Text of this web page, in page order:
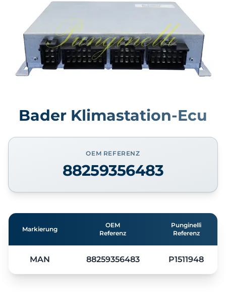
Bader Klimastation-Ecu
OEM REFERENZ
88259356483
Markierung
OEM
Referenz
Punginelli
Referenz
MAN 88259356483 P1511948